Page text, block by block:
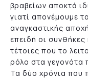
βραβείων αποκτά
γιατί απονέμουμε
αναγκαστικής
επειδή οι συνθήκες
τέτοιες που το
ρόλο στα γεγονότα
Τα δύο χρόνια που